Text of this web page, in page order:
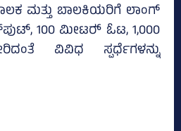
ಮತ್ತು ಬಾಲಕಿಯರಿಗೆ ಲಾಂಗ್‌
100 ಮೀಟರ್‍‌ ಓಟ, 1,000
ವಿವಿಧ ಸ್ಪರ್ಧೆಗಳನ್ನು